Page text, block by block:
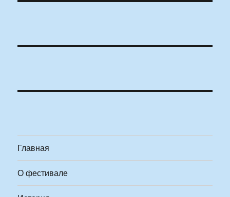
Главная
О фестивале